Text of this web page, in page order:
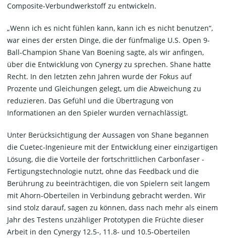
Composite-Verbundwerkstoff zu entwickeln.
„Wenn ich es nicht fühlen kann, kann ich es nicht benutzen“,
war eines der ersten Dinge, die der fünfmalige U.S. Open 9-
Ball-Champion Shane Van Boening sagte, als wir anfingen,
über die Entwicklung von Cynergy zu sprechen. Shane hatte
Recht. In den letzten zehn Jahren wurde der Fokus auf
Prozente und Gleichungen gelegt, um die Abweichung zu
reduzieren. Das Gefühl und die Übertragung von
Informationen an den Spieler wurden vernachlässigt.
Unter Berücksichtigung der Aussagen von Shane begannen
die Cuetec-Ingenieure mit der Entwicklung einer einzigartigen
Lösung, die die Vorteile der fortschrittlichen Carbonfaser -
Fertigungstechnologie nutzt, ohne das Feedback und die
Berührung zu beeinträchtigen, die von Spielern seit langem
mit Ahorn-Oberteilen in Verbindung gebracht werden. Wir
sind stolz darauf, sagen zu können, dass nach mehr als einem
Jahr des Testens unzähliger Prototypen die Früchte dieser
Arbeit in den Cynergy 12.5-, 11.8- und 10.5-Oberteilen